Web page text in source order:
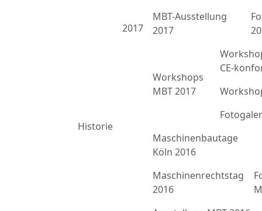
Historie
2017
MBT-Ausstellung
2017
Workshops
MBT 2017
CE-
Maschinenbautage
Köln 2016
Maschinenrechtstag
2016